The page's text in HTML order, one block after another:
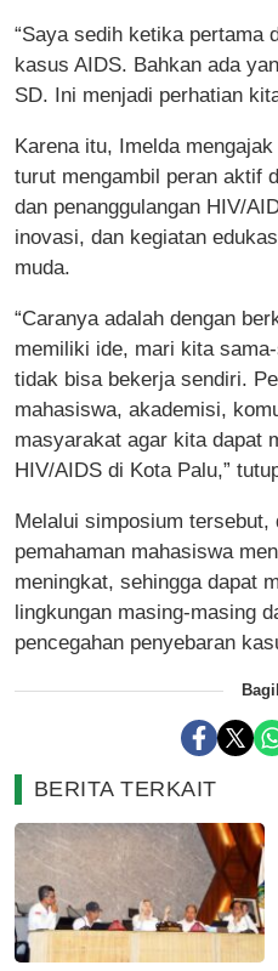
“Saya sedih ketika pertama
kasus AIDS. Bahkan ada
SD. Ini menjadi perhatian
Karena itu, Imelda
turut mengambil peran aktif
dan penanggulangan HIV/
inovasi, dan kegiatan
muda.
“Caranya adalah dengan
memiliki ide, mari kita
tidak bisa bekerja sendiri.
mahasiswa, akademisi,
masyarakat agar kita dapat
HIV/AIDS di Kota Palu,”
Melalui simposium tersebut,
pemahaman mahasiswa
meningkat, sehingga dapat
lingkungan masing-masing
pencegahan penyebaran
BERITA TERKAIT